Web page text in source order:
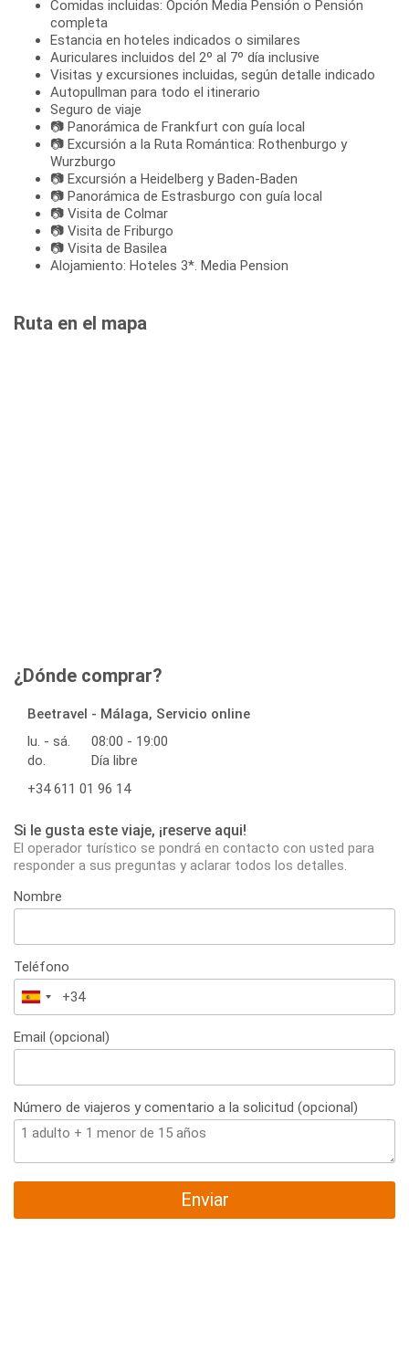
Comidas incluidas: Opción Media Pensión o Pensión
completa
Estancia en hoteles indicados o similares
Auriculares incluidos del 2º al 7º día inclusive
Visitas y excursiones incluidas, según detalle indicado
Autopullman para todo el itinerario
Seguro de viaje
📷 Panorámica de Frankfurt con guía local
📷 Excursión a la Ruta Romántica: Rothenburgo y
Wurzburgo
📷 Excursión a Heidelberg y Baden-Baden
📷 Panorámica de Estrasburgo con guía local
📷 Visita de Colmar
📷 Visita de Friburgo
📷 Visita de Basilea
Alojamiento: Hoteles 3*. Media Pension
Ruta en el mapa
¿Dónde comprar?
Beetravel - Málaga, Servicio online
lu. - sá.
08:00 - 19:00
do.
Día libre
+34 611 01 96 14
Si le gusta este viaje, ¡reserve aqui!
El operador turístico se pondrá en contacto con usted para
responder a sus preguntas y aclarar todos los detalles.
Nombre
Teléfono
España
+34
Email (opcional)
Número de viajeros y comentario a la solicitud (opcional)
Enviar